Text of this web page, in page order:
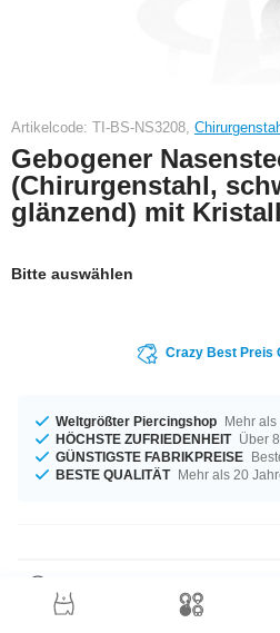
Artikelcode: TI-BS-NS3208,
Gebogener
(Chirurgenstahl,
glänzend) mit
Bitte auswählen
Crazy Best Preis
Weltgrößter Piercingshop Mehr
HÖCHSTE ZUFRIEDENHEIT Über
GÜNSTIGSTE FABRIKPREISE
BESTE QUALITÄT Mehr als 20
In der Materialstärke von 0,8 mm auf